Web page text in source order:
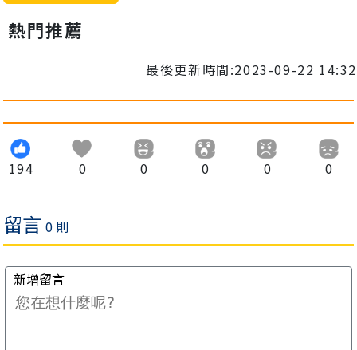
熱門推薦
最後更新時間:2023-09-22 14:32
194 0 0 0 0 0